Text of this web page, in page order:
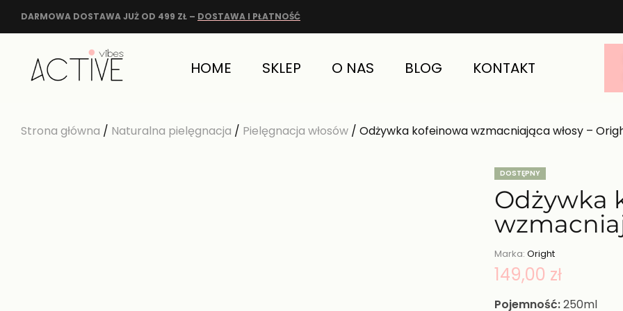
DARMOWA DOSTAWA JUŻ OD 499 ZŁ – DOSTAWA I PŁATNOŚĆ
HOME SKLEP O NAS BLOG KONTAKT
Strona główna / Naturalna pielęgnacja / Pielęgnacja włosów / Odżywka kofeinowa wzmacniająca włosy –
DOSTĘPNY
Odżywka
Marka: Oright
149,00 zł
Pojemność:250ml